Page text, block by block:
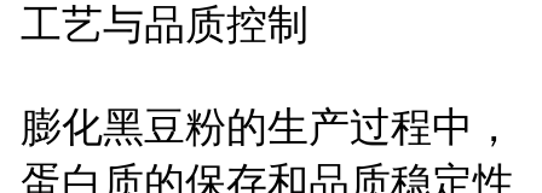
工艺与品质控制
膨化黑豆粉的生产过程中，
蛋白质的保存和品质稳定性